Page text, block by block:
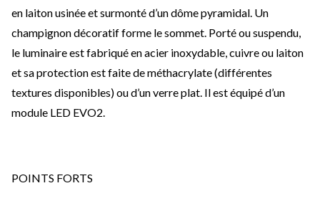
en laiton usinée et surmonté d’un dôme pyramidal. Un
champignon décoratif forme le sommet. Porté ou suspendu,
le luminaire est fabriqué en acier inoxydable, cuivre ou laiton
et sa protection est faite de méthacrylate (différentes
textures disponibles) ou d’un verre plat. Il est équipé d’un
module LED EVO2.
POINTS FORTS